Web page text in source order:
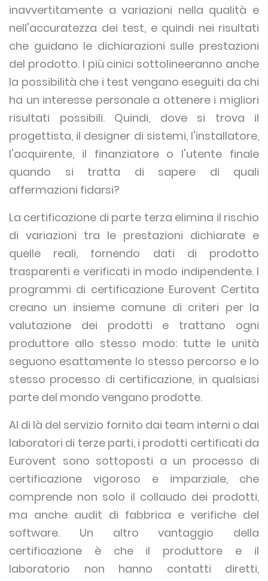
inavvertitamente a variazioni nella qualità e
nell'accuratezza dei test, e quindi nei risultati
che guidano le dichiarazioni sulle prestazioni
del prodotto. I più cinici sottolineeranno anche
la possibilità che i test vengano eseguiti da chi
ha un interesse personale a ottenere i migliori
risultati possibili. Quindi, dove si trova il
progettista, il designer di sistemi, l'installatore,
l'acquirente, il finanziatore o l'utente finale
quando si tratta di sapere di quali
affermazioni fidarsi?
La certificazione di parte terza elimina il rischio
di variazioni tra le prestazioni dichiarate e
quelle reali, fornendo dati di prodotto
trasparenti e verificati in modo indipendente. I
programmi di certificazione Eurovent Certita
creano un insieme comune di criteri per la
valutazione dei prodotti e trattano ogni
produttore allo stesso modo: tutte le unità
seguono esattamente lo stesso percorso e lo
stesso processo di certificazione, in qualsiasi
parte del mondo vengano prodotte.
Al di là del servizio fornito dai team interni o dai
laboratori di terze parti, i prodotti certificati da
Eurovent sono sottoposti a un processo di
certificazione vigoroso e imparziale, che
comprende non solo il collaudo dei prodotti,
ma anche audit di fabbrica e verifiche del
software. Un altro vantaggio della
certificazione è che il produttore e il
laboratorio non hanno contatti diretti,